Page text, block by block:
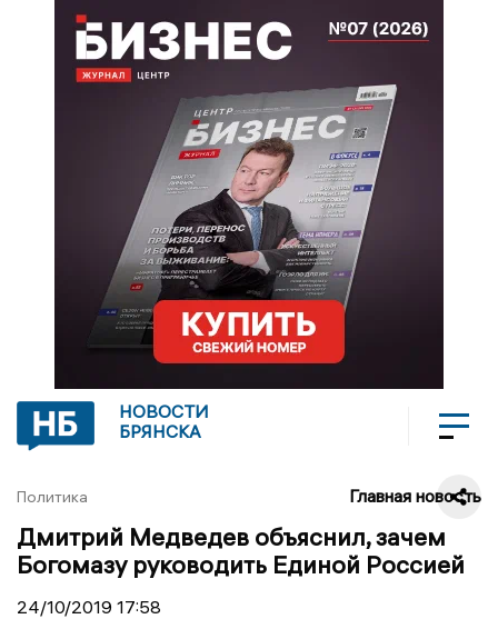
НОВОСТИ
БРЯНСКА
Политика Главная новость
Дмитрий Медведев объяснил, зачем
Богомазу руководить Единой Россией
24/10/2019 17:58